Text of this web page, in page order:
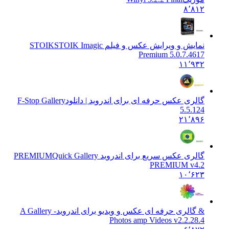
۸٬۸۱۲
نمایش و ویرایش عکس و فیلم STOIK STOIK Imagic
Premium 5.0.7.4617
۱۱٬۹۳۲
گالری عکس حرفه ای برای اندروید | دانلود F-Stop Gallery
5.5.124
۲۱٬۸۹۶
گالری عکس سریع برای اندروید PREMIUMQuick Gallery
PREMIUM v4.2
۱۰٬۶۲۳
& گالری حرفه ای عکس و ویدیو برای اندرویدA Gallery -
Photos amp Videos v2.2.28.4